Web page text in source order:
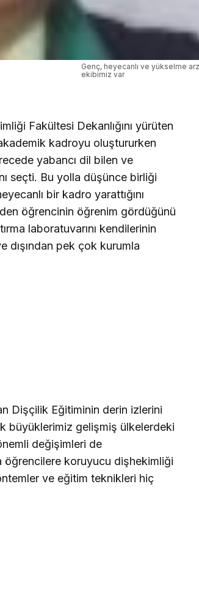
Genç, heyecanlı ve yükselme
ekibimiz var
Fakültesi Dekanlığını yürüten
kadroyu oluştururken
yabancı dil bilen ve
seçti. Bu yolla düşünce birliği
bir kadro yarattığını
öğrencinin öğrenim gördüğünü
laboratuvarını kendilerinin
dışından pek çok kurumla
Dişçilik Eğitiminin derin izlerini
büyüklerimiz gelişmiş ülkelerdeki
değişimleri de
öğrencilere koruyucu dişhekimliği
ve eğitim teknikleri hiç